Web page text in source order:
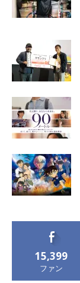
15,399
ファン